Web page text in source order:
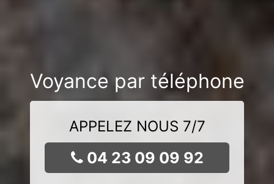
Voyance par téléphone
APPELEZ NOUS 7/7
04 23 09 09 92